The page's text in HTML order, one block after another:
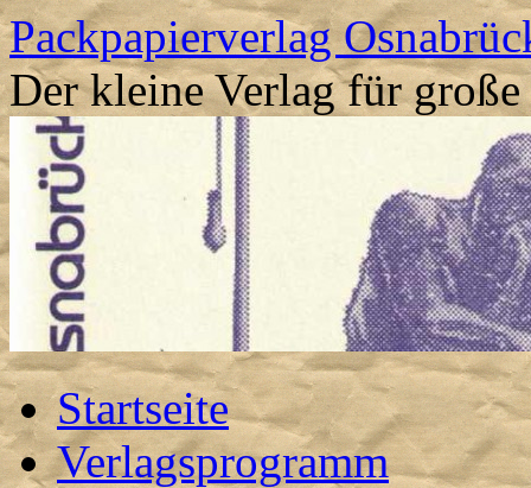
Packpapierverlag
Der kleine Verlag für große
Startseite
Verlagsprogramm